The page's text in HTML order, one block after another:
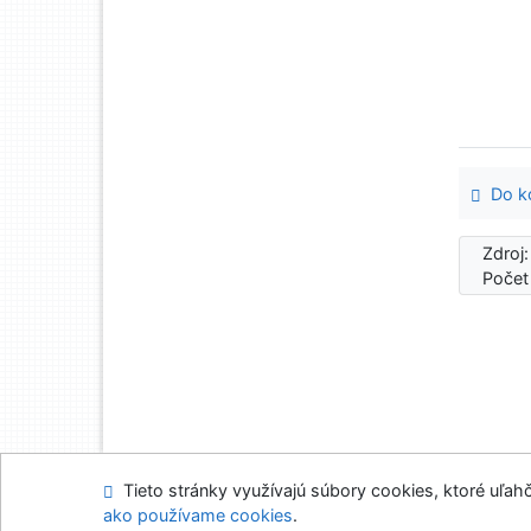
Do
Mapa stránok
Tieto stránky využívajú súbory cookies, ktoré
ako používame cookies.